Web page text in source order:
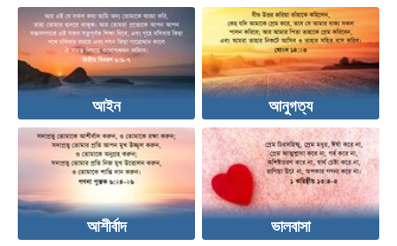
আইন আনুগত্য
আশীর্বাদ ভালবাসা